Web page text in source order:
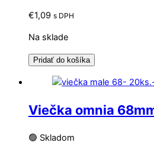
€1,09 s DPH
Na sklade
Pridať do košíka
Viečka omnia
🟢 Skladom